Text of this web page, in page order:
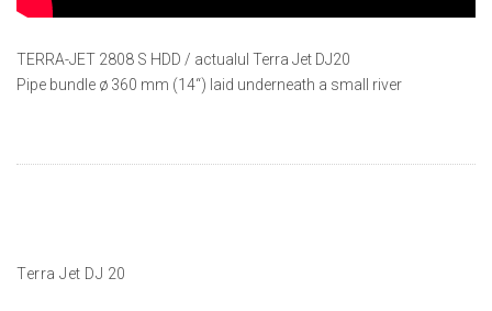
TERRA-JET 2808 S HDD / actualul Terra Jet DJ20
Pipe bundle ø 360 mm (14“) laid underneath a small river
Terra Jet DJ 20